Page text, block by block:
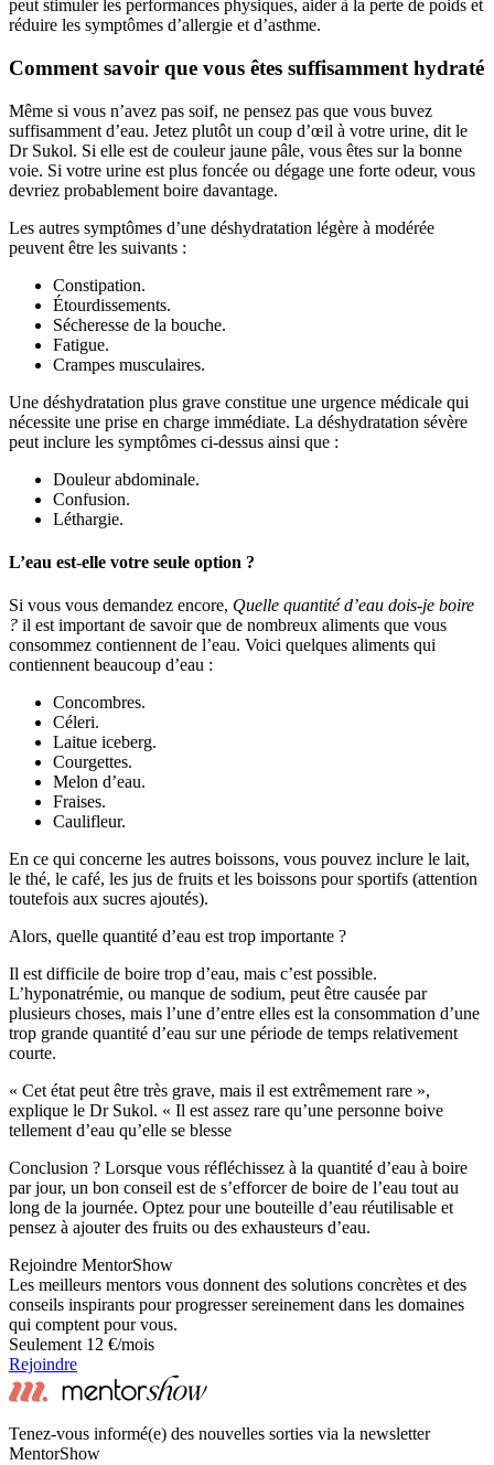
peut stimuler les performances physiques, aider à la perte de poids et
réduire les symptômes d’allergie et d’asthme.
Comment savoir que vous êtes suffisamment hydraté
Même si vous n’avez pas soif, ne pensez pas que vous buvez
suffisamment d’eau. Jetez plutôt un coup d’œil à votre urine, dit le
Dr Sukol. Si elle est de couleur jaune pâle, vous êtes sur la bonne
voie. Si votre urine est plus foncée ou dégage une forte odeur, vous
devriez probablement boire davantage.
Les autres symptômes d’une déshydratation légère à modérée
peuvent être les suivants :
Constipation.
Étourdissements.
Sécheresse de la bouche.
Fatigue.
Crampes musculaires.
Une déshydratation plus grave constitue une urgence médicale qui
nécessite une prise en charge immédiate. La déshydratation sévère
peut inclure les symptômes ci-dessus ainsi que :
Douleur abdominale.
Confusion.
Léthargie.
L’eau est-elle votre seule option ?
Si vous vous demandez encore, Quelle quantité d’eau dois-je boire
? il est important de savoir que de nombreux aliments que vous
consommez contiennent de l’eau. Voici quelques aliments qui
contiennent beaucoup d’eau :
Concombres.
Céleri.
Laitue iceberg.
Courgettes.
Melon d’eau.
Fraises.
Caulifleur.
En ce qui concerne les autres boissons, vous pouvez inclure le lait,
le thé, le café, les jus de fruits et les boissons pour sportifs (attention
toutefois aux sucres ajoutés).
Alors, quelle quantité d’eau est trop importante ?
Il est difficile de boire trop d’eau, mais c’est possible.
L’hyponatrémie, ou manque de sodium, peut être causée par
plusieurs choses, mais l’une d’entre elles est la consommation d’une
trop grande quantité d’eau sur une période de temps relativement
courte.
« Cet état peut être très grave, mais il est extrêmement rare »,
explique le Dr Sukol. « Il est assez rare qu’une personne boive
tellement d’eau qu’elle se blesse
Conclusion ? Lorsque vous réfléchissez à la quantité d’eau à boire
par jour, un bon conseil est de s’efforcer de boire de l’eau tout au
long de la journée. Optez pour une bouteille d’eau réutilisable et
pensez à ajouter des fruits ou des exhausteurs d’eau.
Rejoindre MentorShow
Les meilleurs mentors vous donnent des solutions concrètes et des
conseils inspirants pour progresser sereinement dans les domaines
qui comptent pour vous.
Seulement 12 €/mois
Rejoindre
Tenez-vous informé(e) des nouvelles sorties via la newsletter
MentorShow